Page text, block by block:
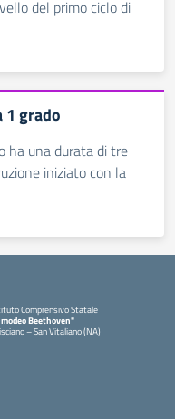
del primo ciclo di
1 grado
ha una durata di tre
iniziato con la
Comprensivo Statale
Beethoven"
– San Vitaliano (NA)